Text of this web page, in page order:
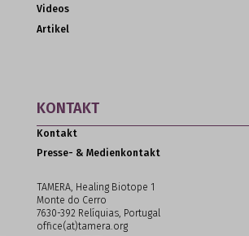
Videos
Artikel
KONTAKT
Kontakt
Presse- & Medienkontakt
TAMERA, Healing Biotope 1
Monte do Cerro
7630-392 Relíquias, Portugal
office(at)tamera.org